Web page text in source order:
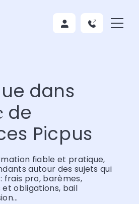
dans
de
Picpus
fiable et pratique,
autour des sujets qui
frais pro, barèmes,
obligations, bail